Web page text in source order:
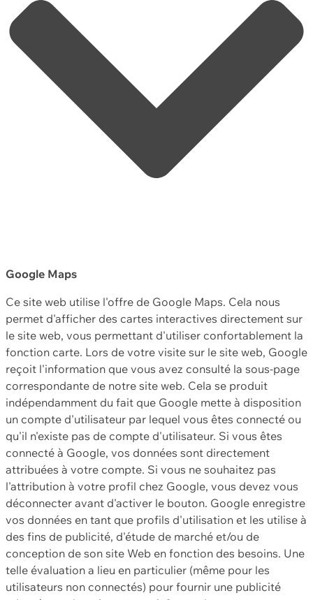
Google Maps
Ce site web utilise l'offre de Google Maps. Cela nous
permet d'afficher des cartes interactives directement sur
le site web, vous permettant d'utiliser confortablement la
fonction carte. Lors de votre visite sur le site web, Google
reçoit l'information que vous avez consulté la sous-page
correspondante de notre site web. Cela se produit
indépendamment du fait que Google mette à disposition
un compte d'utilisateur par lequel vous êtes connecté ou
qu'il n'existe pas de compte d'utilisateur. Si vous êtes
connecté à Google, vos données sont directement
attribuées à votre compte. Si vous ne souhaitez pas
l'attribution à votre profil chez Google, vous devez vous
déconnecter avant d'activer le bouton. Google enregistre
vos données en tant que profils d'utilisation et les utilise à
des fins de publicité, d'étude de marché et/ou de
conception de son site Web en fonction des besoins. Une
telle évaluation a lieu en particulier (même pour les
utilisateurs non connectés) pour fournir une publicité